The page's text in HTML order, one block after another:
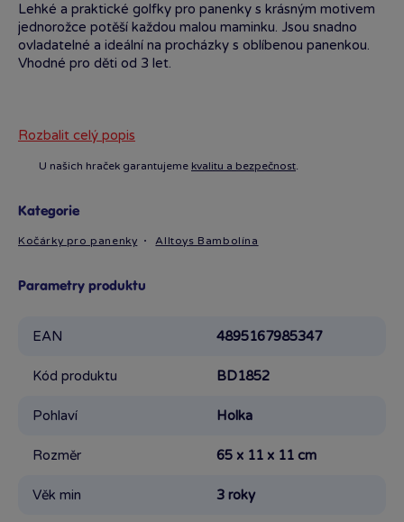
Lehké a praktické golfky pro panenky s krásným motivem
jednorožce potěší každou malou maminku. Jsou snadno
ovladatelné a ideální na procházky s oblíbenou panenkou.
Vhodné pro děti od 3 let.
Rozbalit celý popis
U našich hraček garantujeme kvalitu a bezpečnost.
Kategorie
Kočárky pro panenky Alltoys Bambolína
Parametry produktu
EAN 4895167985347
Kód produktu BD1852
Pohlaví Holka
Rozměr 65 x 11 x 11 cm
Věk min 3 roky